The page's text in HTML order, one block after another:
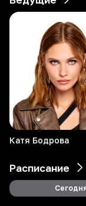
21
23
24
-2
Tu
25
26
27
Катя Бодрова
Расписание